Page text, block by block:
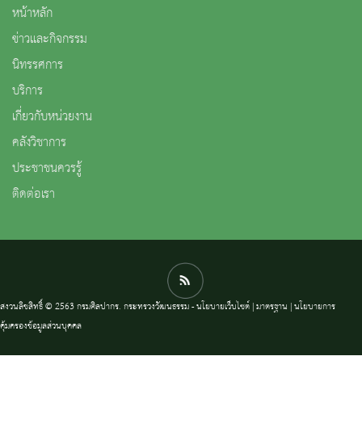
หน้าหลัก
ข่าวและกิจกรรม
นิทรรศการ
บริการ
เกี่ยวกับหน่วยงาน
คลังวิชาการ
ประชาชนควรรู้
ติดต่อเรา
สงวนลิขสิทธิ์ © 2563 กรมศิลปากร. กระทรวงวัฒนธรรม -นโยบายเว็บไซต์|มาตรฐาน |นโยบายการ
คุ้มครองข้อมูลส่วนบุคคล